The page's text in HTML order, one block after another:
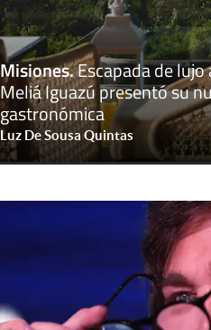
Misiones.Escapada de lujo
Meliá Iguazú presentó su
gastronómica
Luz De Sousa Quintas